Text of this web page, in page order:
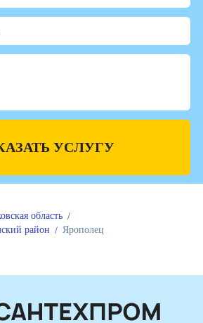
УСЛУГУ
область
район
Ярополец